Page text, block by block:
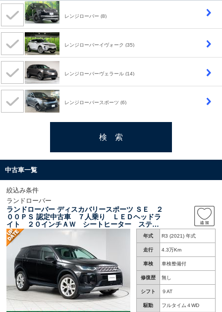
レンジローバー (8)
レンジローバーイヴォーク (35)
レンジローバーヴェラール (14)
レンジローバースポーツ (6)
検 索
中古車一覧
絞込み条件
ランドローバー
ランドローバー ディスカバリースポーツ ＳＥ ２
００ＰＳ 認定中古車 ７人乗り ＬＥＤヘッドラ
イト ２０インチＡＷ シートヒーター ステア
リングヒーター
年式 R3 (2021) 年式
走行 4.3万Km
車検 車検整備付
修復歴 無し
シフト ９AT
駆動 フルタイム４WD